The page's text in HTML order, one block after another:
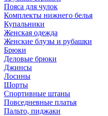
Пояса для чулок
Комплекты нижнего белья
Купальники
Женская одежда
Женские блузы и рубашки
Брюки
Деловые брюки
Джинсы
Лосины
Шорты
Спортивные штаны
Повседневные платья
Пальто, пиджаки